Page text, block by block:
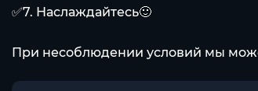
✅7. Наслаждайтесь🙂
При несоблюдении условий мы